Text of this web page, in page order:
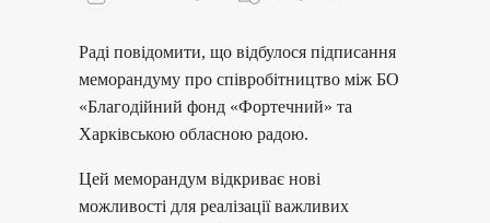
Раді повідомити, що відбулося підписання
меморандуму про співробітництво між БО
«Благодійний фонд «Фортечний» та
Харківською обласною радою.
Цей меморандум відкриває нові
можливості для реалізації важливих